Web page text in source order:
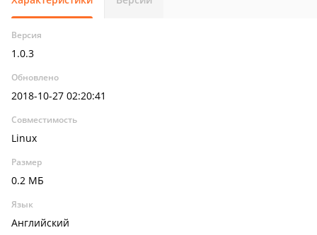
Версия
1.0.3
Обновлено
2018-10-27 02:20:41
Совместимость
Linux
Размер
0.2 МБ
Язык
Английский